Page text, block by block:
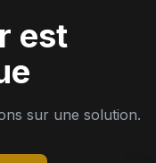
est
sur une solution.